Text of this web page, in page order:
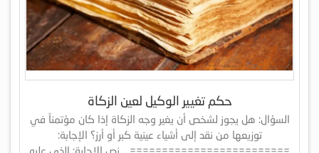
حكم تغيير الوكيل لعين الزكاة
السؤال: هل يجوز لشخص أن يغير وجه الزكاة إذا كان مؤتمناً في
توزيعها من نقد إلى أشياء عينية كبر أو أرز؟ الإجابة:
========================= .. نص الإجابة: الذي عليه